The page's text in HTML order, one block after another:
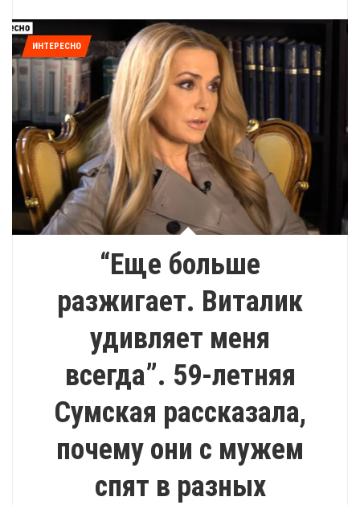
ИНТЕРЕСНО
“Еще больше
разжигает. Виталик
удивляет меня
всегда”. 59-летняя
Сумская рассказала,
почему они с мужем
спят в разных